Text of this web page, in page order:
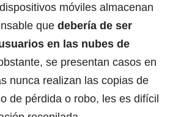
móviles almacenan
que debería de ser
en las nubes de
se presentan casos en
nunca realizan las copias de
de pérdida o robo, les es difícil